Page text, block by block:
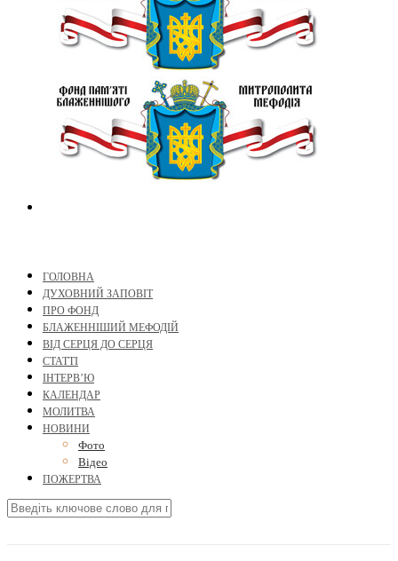
ГОЛОВНА
ДУХОВНИЙ ЗАПОВІТ
ПРО ФОНД
БЛАЖЕННІШИЙ МЕФОДІЙ
ВІД СЕРЦЯ ДО СЕРЦЯ
СТАТТІ
ІНТЕРВ’Ю
КАЛЕНДАР
МОЛИТВА
НОВИНИ
Фото
Відео
ПОЖЕРТВА